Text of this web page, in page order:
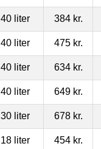
40 liter 384 kr.
40 liter 475 kr.
40 liter 634 kr.
40 liter 649 kr.
30 liter 678 kr.
18 liter 454 kr.